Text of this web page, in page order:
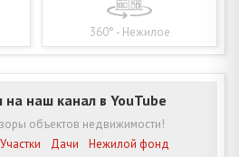
360° - Нежилое
на наш канал в YouTube
объектов недвижимости!
Дачи Нежилой фонд